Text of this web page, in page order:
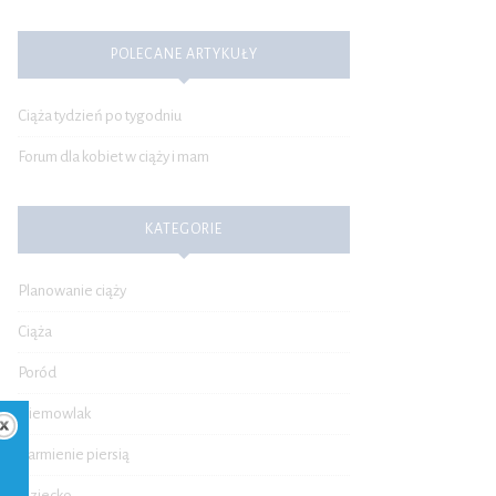
POLECANE ARTYKUŁY
Ciąża tydzień po tygodniu
Forum dla kobiet w ciąży i mam
KATEGORIE
Planowanie ciąży
Ciąża
Poród
Niemowlak
Karmienie piersią